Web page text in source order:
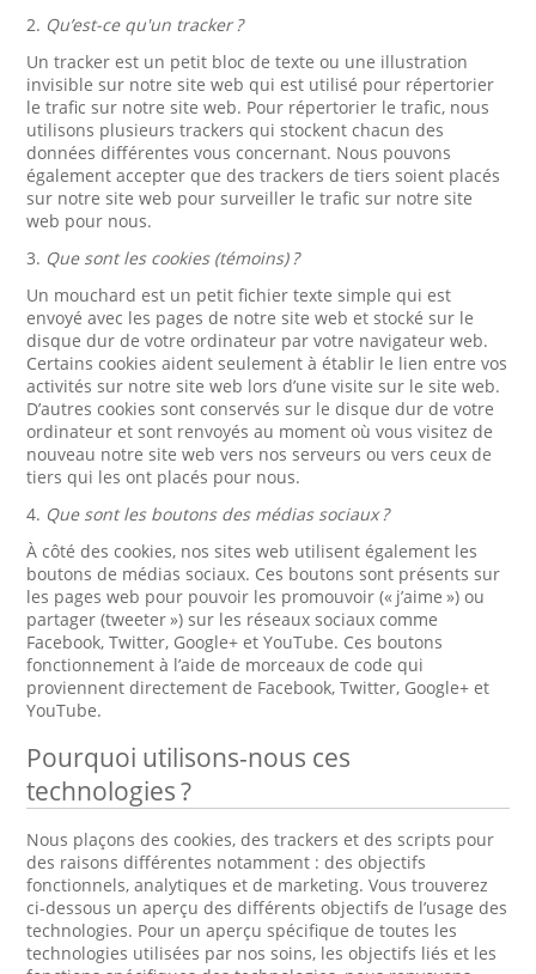
2. Qu’est-ce qu'un tracker ?
Un tracker est un petit bloc de texte ou une illustration
invisible sur notre site web qui est utilisé pour répertorier
le trafic sur notre site web. Pour répertorier le trafic, nous
utilisons plusieurs trackers qui stockent chacun des
données différentes vous concernant. Nous pouvons
également accepter que des trackers de tiers soient placés
sur notre site web pour surveiller le trafic sur notre site
web pour nous.
3. Que sont les cookies (témoins) ?
Un mouchard est un petit fichier texte simple qui est
envoyé avec les pages de notre site web et stocké sur le
disque dur de votre ordinateur par votre navigateur web.
Certains cookies aident seulement à établir le lien entre vos
activités sur notre site web lors d’une visite sur le site web.
D’autres cookies sont conservés sur le disque dur de votre
ordinateur et sont renvoyés au moment où vous visitez de
nouveau notre site web vers nos serveurs ou vers ceux de
tiers qui les ont placés pour nous.
4. Que sont les boutons des médias sociaux ?
À côté des cookies, nos sites web utilisent également les
boutons de médias sociaux. Ces boutons sont présents sur
les pages web pour pouvoir les promouvoir (« j’aime ») ou
partager (tweeter ») sur les réseaux sociaux comme
Facebook, Twitter, Google+ et YouTube. Ces boutons
fonctionnement à l’aide de morceaux de code qui
proviennent directement de Facebook, Twitter, Google+ et
YouTube.
Pourquoi utilisons-nous ces
technologies ?
Nous plaçons des cookies, des trackers et des scripts pour
des raisons différentes notamment : des objectifs
fonctionnels, analytiques et de marketing. Vous trouverez
ci-dessous un aperçu des différents objectifs de l’usage des
technologies. Pour un aperçu spécifique de toutes les
technologies utilisées par nos soins, les objectifs liés et les